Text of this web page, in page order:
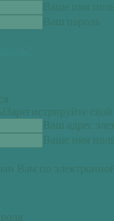
Ваше имя
Ваш пароль
Зарегистрируйте свой
Ваш адрес
Ваше имя
Вам по